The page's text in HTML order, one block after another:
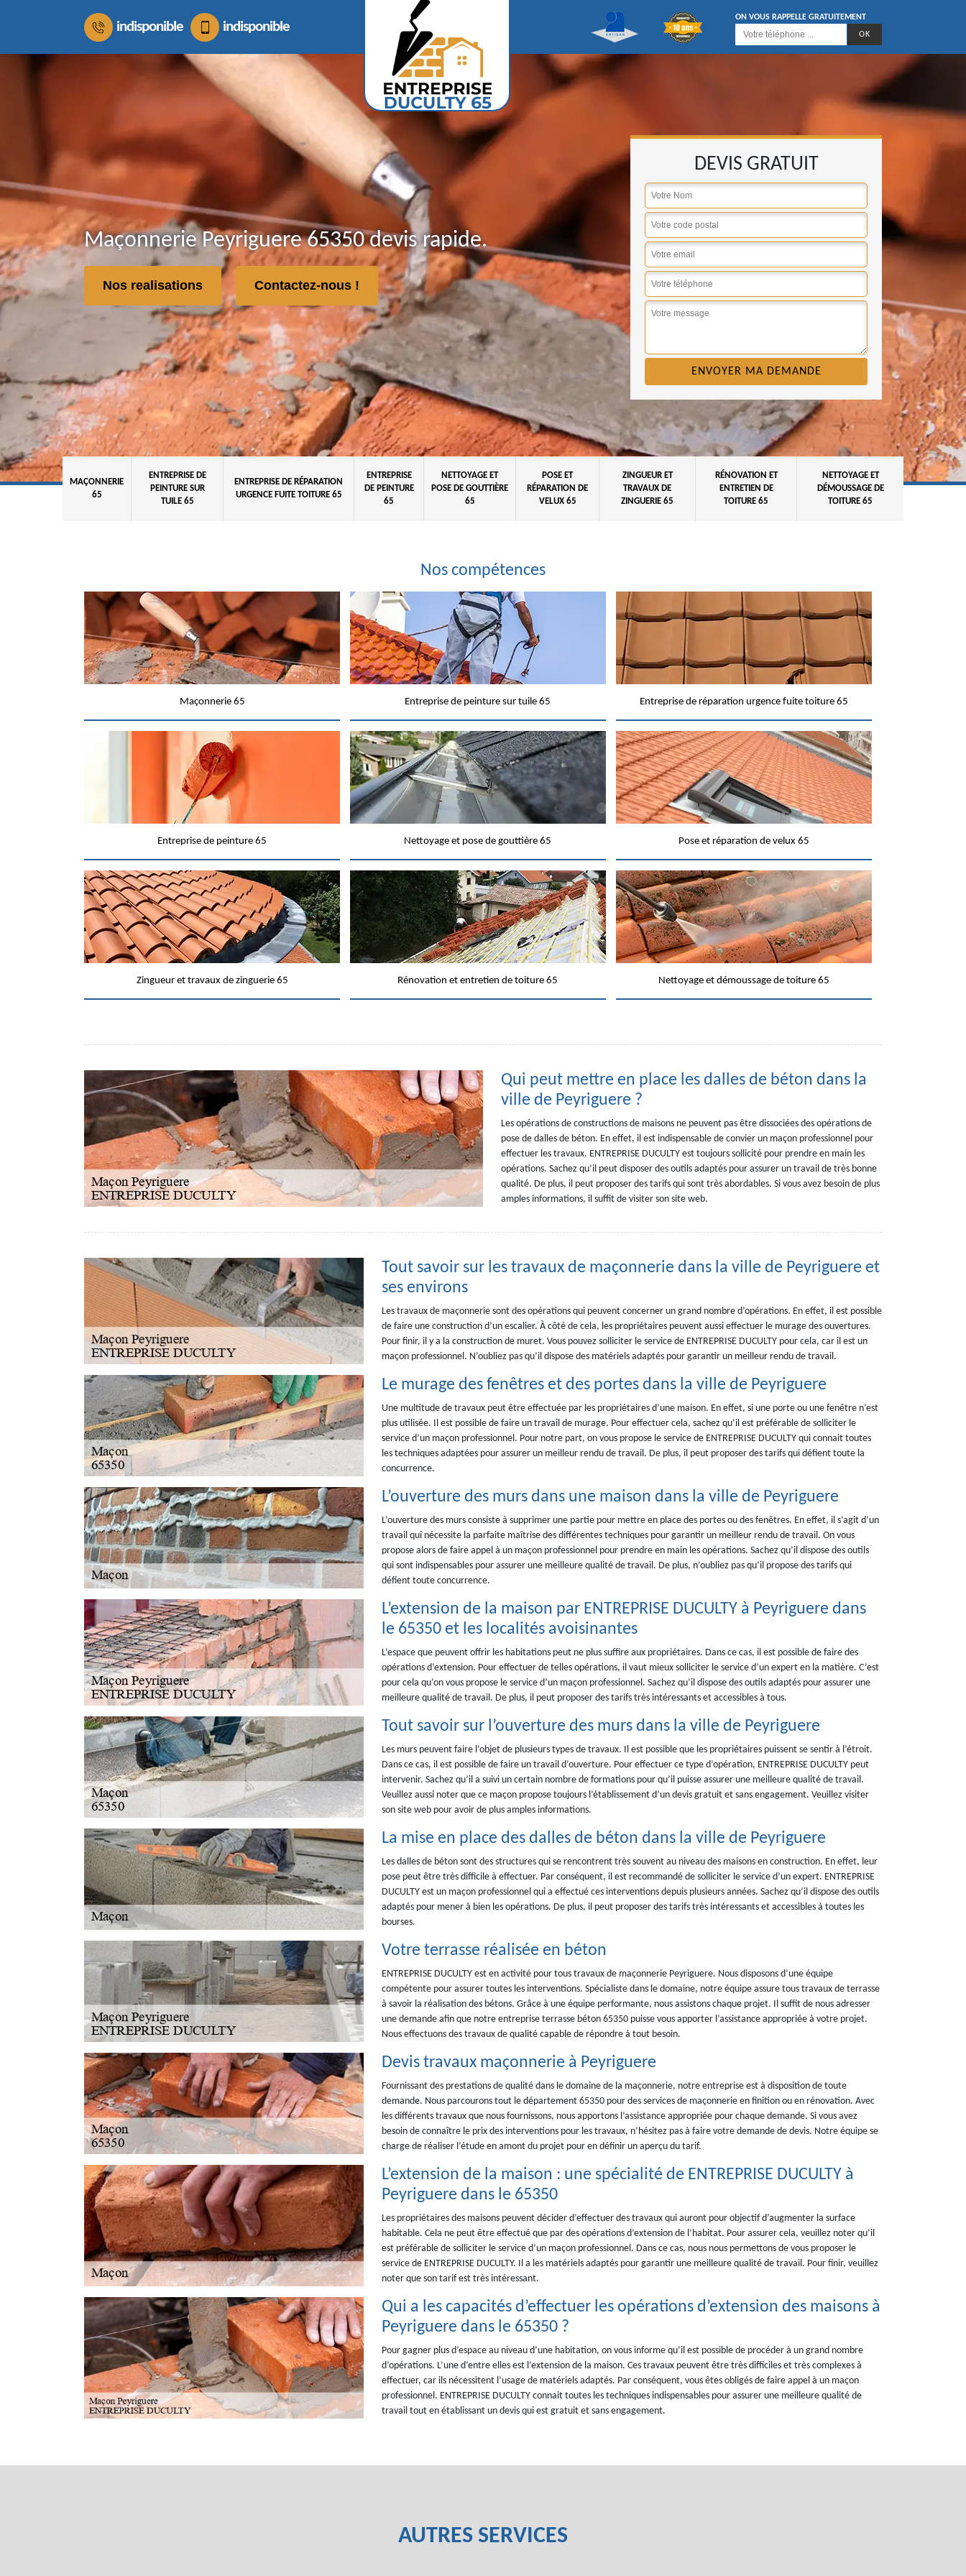
indisponible indisponible
ON VOUS RAPPELLE GRATUITEMENT
Maçonnerie Peyriguere 65350 devis rapide.
Nos realisations Contactez-nous !
DEVIS GRATUIT
MAÇONNERIE
65
ENTREPRISE DE
PEINTURE SUR
TUILE 65
ENTREPRISE DE RÉPARATION
URGENCE FUITE TOITURE 65
ENTREPRISE
DE PEINTURE
65
NETTOYAGE ET
POSE DE GOUTTIÈRE
65
POSE ET
RÉPARATION DE
VELUX 65
ZINGUEUR ET
TRAVAUX DE
ZINGUERIE 65
RÉNOVATION ET
ENTRETIEN DE
TOITURE 65
NETTOYAGE ET
DÉMOUSSAGE DE
TOITURE 65
Nos compétences
Maçonnerie 65 Entreprise de peinture sur tuile 65 Entreprise de réparation urgence fuite toiture 65
Entreprise de peinture 65 Nettoyage et pose de gouttière 65 Pose et réparation de velux 65
Zingueur et travaux de zinguerie 65 Rénovation et entretien de toiture 65 Nettoyage et démoussage de toiture 65
Qui peut mettre en place les dalles de béton dans la
ville de Peyriguere ?
Les opérations de constructions de maisons ne peuvent pas être dissociées des opérations de
pose de dalles de béton. En effet, il est indispensable de convier un maçon professionnel pour
effectuer les travaux. ENTREPRISE DUCULTY est toujours sollicité pour prendre en main les
opérations. Sachez qu’il peut disposer des outils adaptés pour assurer un travail de très bonne
qualité. De plus, il peut proposer des tarifs qui sont très abordables. Si vous avez besoin de plus
amples informations, il suffit de visiter son site web.
Tout savoir sur les travaux de maçonnerie dans la ville de Peyriguere et
ses environs
Les travaux de maçonnerie sont des opérations qui peuvent concerner un grand nombre d’opérations. En effet, il est possible
de faire une construction d’un escalier. À côté de cela, les propriétaires peuvent aussi effectuer le murage des ouvertures.
Pour finir, il y a la construction de muret. Vous pouvez solliciter le service de ENTREPRISE DUCULTY pour cela, car il est un
maçon professionnel. N’oubliez pas qu’il dispose des matériels adaptés pour garantir un meilleur rendu de travail.
Le murage des fenêtres et des portes dans la ville de Peyriguere
Une multitude de travaux peut être effectuée par les propriétaires d’une maison. En effet, si une porte ou une fenêtre n’est
plus utilisée. Il est possible de faire un travail de murage. Pour effectuer cela, sachez qu’il est préférable de solliciter le
service d’un maçon professionnel. Pour notre part, on vous propose le service de ENTREPRISE DUCULTY qui connait toutes
les techniques adaptées pour assurer un meilleur rendu de travail. De plus, il peut proposer des tarifs qui défient toute la
concurrence.
L’ouverture des murs dans une maison dans la ville de Peyriguere
L’ouverture des murs consiste à supprimer une partie pour mettre en place des portes ou des fenêtres. En effet, il s’agit d’un
travail qui nécessite la parfaite maîtrise des différentes techniques pour garantir un meilleur rendu de travail. On vous
propose alors de faire appel à un maçon professionnel pour prendre en main les opérations. Sachez qu’il dispose des outils
qui sont indispensables pour assurer une meilleure qualité de travail. De plus, n’oubliez pas qu’il propose des tarifs qui
défient toute concurrence.
L’extension de la maison par ENTREPRISE DUCULTY à Peyriguere dans
le 65350 et les localités avoisinantes
L’espace que peuvent offrir les habitations peut ne plus suffire aux propriétaires. Dans ce cas, il est possible de faire des
opérations d’extension. Pour effectuer de telles opérations, il vaut mieux solliciter le service d’un expert en la matière. C’est
pour cela qu’on vous propose le service d’un maçon professionnel. Sachez qu’il dispose des outils adaptés pour assurer une
meilleure qualité de travail. De plus, il peut proposer des tarifs très intéressants et accessibles à tous.
Tout savoir sur l’ouverture des murs dans la ville de Peyriguere
Les murs peuvent faire l’objet de plusieurs types de travaux. Il est possible que les propriétaires puissent se sentir à l’étroit.
Dans ce cas, il est possible de faire un travail d’ouverture. Pour effectuer ce type d’opération, ENTREPRISE DUCULTY peut
intervenir. Sachez qu’il a suivi un certain nombre de formations pour qu’il puisse assurer une meilleure qualité de travail.
Veuillez aussi noter que ce maçon propose toujours l’établissement d’un devis gratuit et sans engagement. Veuillez visiter
son site web pour avoir de plus amples informations.
La mise en place des dalles de béton dans la ville de Peyriguere
Les dalles de béton sont des structures qui se rencontrent très souvent au niveau des maisons en construction. En effet, leur
pose peut être très difficile à effectuer. Par conséquent, il est recommandé de solliciter le service d’un expert. ENTREPRISE
DUCULTY est un maçon professionnel qui a effectué ces interventions depuis plusieurs années. Sachez qu’il dispose des outils
adaptés pour mener à bien les opérations. De plus, il peut proposer des tarifs très intéressants et accessibles à toutes les
bourses.
Votre terrasse réalisée en béton
ENTREPRISE DUCULTY est en activité pour tous travaux de maçonnerie Peyriguere. Nous disposons d’une équipe
compétente pour assurer toutes les interventions. Spécialiste dans le domaine, notre équipe assure tous travaux de terrasse
à savoir la réalisation des bétons. Grâce à une équipe performante, nous assistons chaque projet. Il suffit de nous adresser
une demande afin que notre entreprise terrasse béton 65350 puisse vous apporter l’assistance appropriée à votre projet.
Nous effectuons des travaux de qualité capable de répondre à tout besoin.
Devis travaux maçonnerie à Peyriguere
Fournissant des prestations de qualité dans le domaine de la maçonnerie, notre entreprise est à disposition de toute
demande. Nous parcourons tout le département 65350 pour des services de maçonnerie en finition ou en rénovation. Avec
les différents travaux que nous fournissons, nous apportons l’assistance appropriée pour chaque demande. Si vous avez
besoin de connaître le prix des interventions pour les travaux, n’hésitez pas à faire votre demande de devis. Notre équipe se
charge de réaliser l’étude en amont du projet pour en définir un aperçu du tarif.
L’extension de la maison : une spécialité de ENTREPRISE DUCULTY à
Peyriguere dans le 65350
Les propriétaires des maisons peuvent décider d’effectuer des travaux qui auront pour objectif d’augmenter la surface
habitable. Cela ne peut être effectué que par des opérations d’extension de l’habitat. Pour assurer cela, veuillez noter qu’il
est préférable de solliciter le service d’un maçon professionnel. Dans ce cas, nous nous permettons de vous proposer le
service de ENTREPRISE DUCULTY. Il a les matériels adaptés pour garantir une meilleure qualité de travail. Pour finir, veuillez
noter que son tarif est très intéressant.
Qui a les capacités d’effectuer les opérations d’extension des maisons à
Peyriguere dans le 65350 ?
Pour gagner plus d’espace au niveau d’une habitation, on vous informe qu’il est possible de procéder à un grand nombre
d’opérations. L’une d’entre elles est l’extension de la maison. Ces travaux peuvent être très difficiles et très complexes à
effectuer, car ils nécessitent l’usage de matériels adaptés. Par conséquent, vous êtes obligés de faire appel à un maçon
professionnel. ENTREPRISE DUCULTY connait toutes les techniques indispensables pour assurer une meilleure qualité de
travail tout en établissant un devis qui est gratuit et sans engagement.
AUTRES SERVICES